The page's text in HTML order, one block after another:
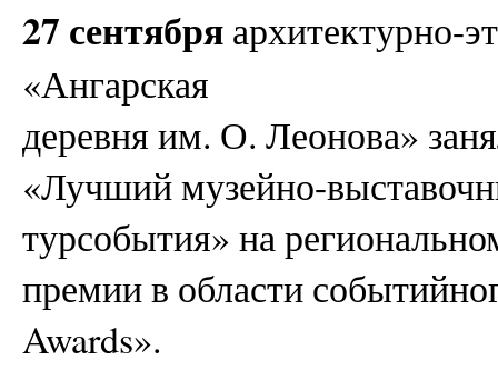
27 сентябряархитектурно-
«Ангарская
деревня им. О. Леонова»
«Лучший музейно-
турсобытия» на
премии в области
Awards».